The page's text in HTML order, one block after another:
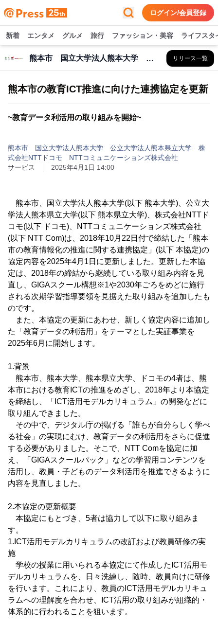
ログイン/会員登録
新着 エンタメ グルメ 旅行 ファッション・美容 ライフスタ
熊本市 国立大学法人熊本大学 公立大学法人熊本県立大学 株式会社NTTドコモ NTTコミュニケーションズ株式会社 リリース一覧
熊本市の教育ICT推進に向けた連携協定を更新
~教育データ利活用の取り組みを開始~
熊本市 国立大学法人熊本大学 公立大学法人熊本県立大学 株
式会社NTTドコモ NTTコミュニケーションズ株式会社
サービス
2025年4月1日 14:00
熊本市、国立大学法人熊本大学(以下 熊本大学)、公立大
学法人熊本県立大学(以下 熊本県立大学)、株式会社NTTド
コモ(以下 ドコモ)、NTTコミュニケーションズ株式会社
(以下 NTT Com)は、2018年10月22日付で締結した「熊本
市の教育情報化の推進に関する連携協定」(以下 本協定)の
協定内容を2025年4月1日に更新しました。更新した本協
定は、2018年の締結から継続している取り組み内容を見
直し、GIGAスクール構想※1や2030年ごろをめどに施行
される次期学習指導要領を見据えた取り組みを追加したも
のです。
また、本協定の更新にあわせ、新しく協定内容に追加し
た「教育データの利活用」をテーマとした実証事業を
2025年6月に開始します。
1.背景
熊本市、熊本大学、熊本県立大学、ドコモの4者は、熊
本市における教育ICTの推進をめざし、2018年より本協定
を締結し、「ICT活用モデルカリキュラム」の開発などに
取り組んできました。
その中で、デジタル庁の掲げる「誰もが自分らしく学べ
る社会」の実現にむけ、教育データの利活用をさらに促進
する必要がありました。そこで、NTT Comを協定に加
え、「GIGAスクールパック」などの学習用コンテンツを
活用し、教員・子どものデータ利活用を推進できるように
内容を見直しました。
2.本協定の更新概要
本協定にもとづき、5者は協力して以下に取り組みま
す。
1.ICT活用モデルカリキュラムの改訂および教員研修の実
施
学校の授業に用いられる本協定にて作成したICT活用モ
デルカリキュラムを、日々洗練し、随時、教員向けに研修
を行います。これにより、教員のICT活用モデルカリキュ
ラムへの理解度を合わせ、ICT活用の取り組みが組織的・
体系的に行われることを狙います。